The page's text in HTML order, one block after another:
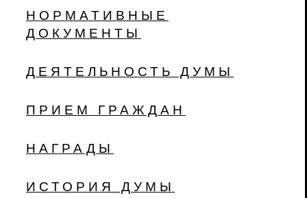
НОРМАТИВНЫЕ
ДОКУМЕНТЫ
ДЕЯТЕЛЬНОСТЬ ДУМЫ
ПРИЕМ ГРАЖДАН
НАГРАДЫ
ИСТОРИЯ ДУМЫ